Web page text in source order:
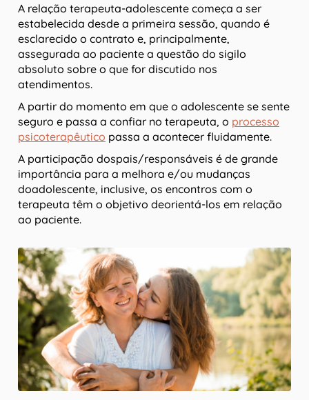
A relação terapeuta-adolescente começa a ser
estabelecida desde a primeira sessão, quando é
esclarecido o contrato e, principalmente,
assegurada ao paciente a questão do sigilo
absoluto sobre o que for discutido nos
atendimentos.
A partir do momento em que o adolescente se sente
seguro e passa a confiar no terapeuta, o processo
psicoterapêutico passa a acontecer fluidamente.
A participação dospais/responsáveis é de grande
importância para a melhora e/ou mudanças
doadolescente, inclusive, os encontros com o
terapeuta têm o objetivo deorientá-los em relação
ao paciente.